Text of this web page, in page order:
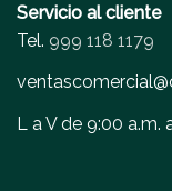
Servicio al cliente
Tel. 999 118 1179
L a V de 9:00 a.m.